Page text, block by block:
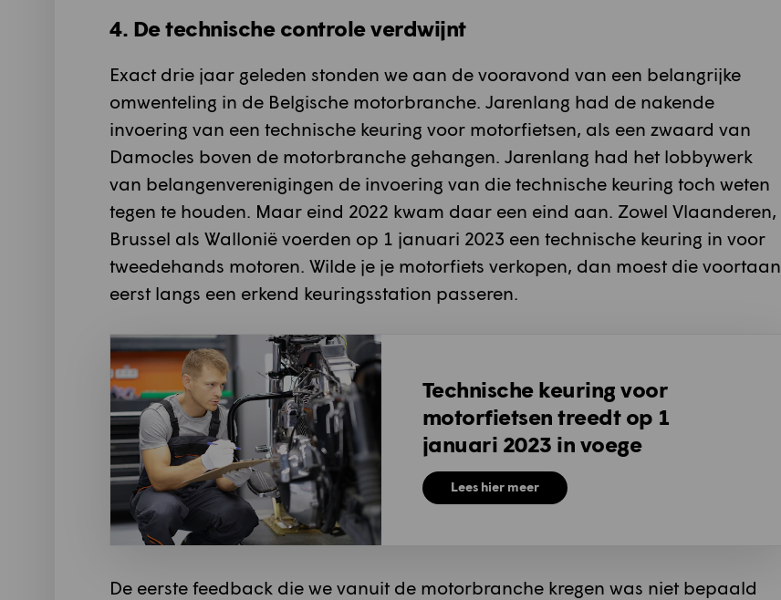
4. De technische controle verdwijnt
Exact drie jaar geleden stonden we aan de vooravond van een belangrijke
omwenteling in de Belgische motorbranche. Jarenlang had de nakende
invoering van een technische keuring voor motorfietsen, als een zwaard van
Damocles boven de motorbranche gehangen. Jarenlang had het lobbywerk
van belangenverenigingen de invoering van die technische keuring toch weten
tegen te houden. Maar eind 2022 kwam daar een eind aan. Zowel Vlaanderen,
Brussel als Wallonië voerden op 1 januari 2023 een technische keuring in voor
tweedehands motoren. Wilde je je motorfiets verkopen, dan moest die voortaan
eerst langs een erkend keuringsstation passeren.
Technische keuring voor
motorfietsen treedt op 1
januari 2023 in voege
Lees hier meer
De eerste feedback die we vanuit de motorbranche kregen was niet bepaald